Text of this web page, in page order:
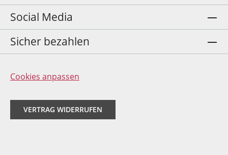
Social Media
Sicher bezahlen
Cookies anpassen
VERTRAG WIDERRUFEN